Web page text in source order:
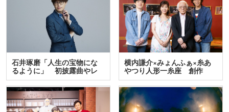
石井琢磨「人生の宝物にな
るように」 初披露曲やレ
ア…
横内謙介×みょんふぁ×糸あ
やつり人形一糸座 創作
人…